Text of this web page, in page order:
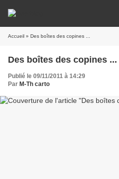
Accueil » Des boîtes des copines ...
Des boîtes des copines ...
Publié le 09/11/2011 à 14:29
Par M-Th carto